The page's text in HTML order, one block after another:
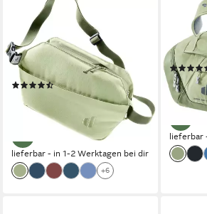
DEUTER
Schultertasche PASSWAY 2
L, mit Reißverschluss,
Innenfächern, Volumen von 2
Litern
(5)
ab 44,99 € UVP55,00 €
lieferbar - in 1-2 Werktagen bei dir
+6
DEUTER
L, mit
und 40
ab
-18%
lieferbar